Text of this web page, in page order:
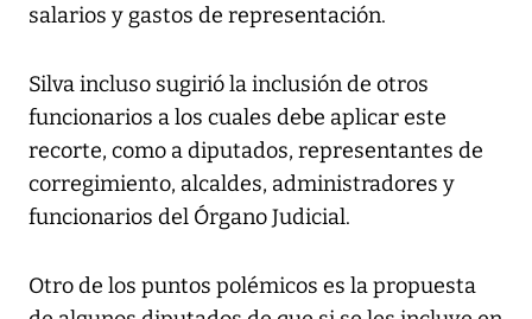
salarios y gastos de representación.
Silva incluso sugirió la inclusión de otros
funcionarios a los cuales debe aplicar este
recorte, como a diputados, representantes de
corregimiento, alcaldes, administradores y
funcionarios del Órgano Judicial.
Otro de los puntos polémicos es la propuesta